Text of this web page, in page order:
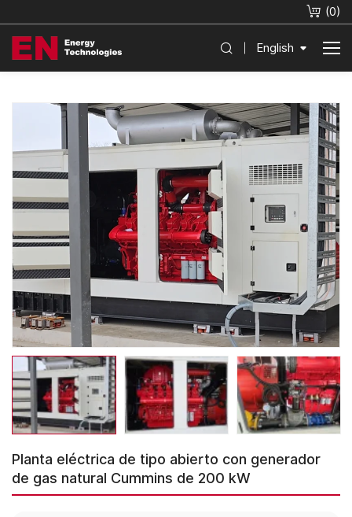
(0)
English
Planta eléctrica de tipo abierto con generador
de gas natural Cummins de 200 kW